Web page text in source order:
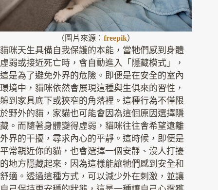
（圖片來源：freepik）
貓咪天生具備自我保護的本能，當牠們感到身體
虛弱或接近死亡時，會自動進入「隱藏模式」，
這是為了避免外界的危險。即便是在安全的室內
環境中，貓咪依然會展現這種與生俱來的習性，
躲到家具底下或狹窄的角落裡。這種行為不僅限
於野外的貓，家貓也可能會因為這個原因選擇隱
藏。而隨著身體變得虛弱，貓咪往往會希望遠離
外界的干擾，尋求內心的平靜。這時候，即便是
平常親近你的貓，也會選擇一個安靜、沒人打擾
的地方隱藏起來，因為這樣能讓牠們感到安全和
舒適。透過這種方式，可以減少外在刺激，並讓